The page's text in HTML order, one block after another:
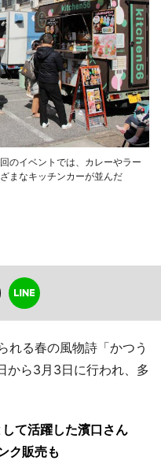
のイベントでは、カレーやラー
まなキッチンカーが並んだ
る春の風物詩「かつう
から3月3日に行われ、多
て活躍した濱口さん
ク販売も